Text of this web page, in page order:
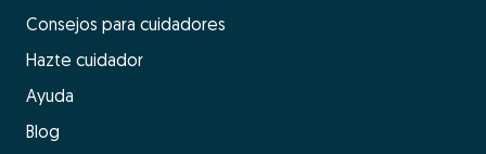
Consejos para cuidadores
Hazte cuidador
Ayuda
Blog